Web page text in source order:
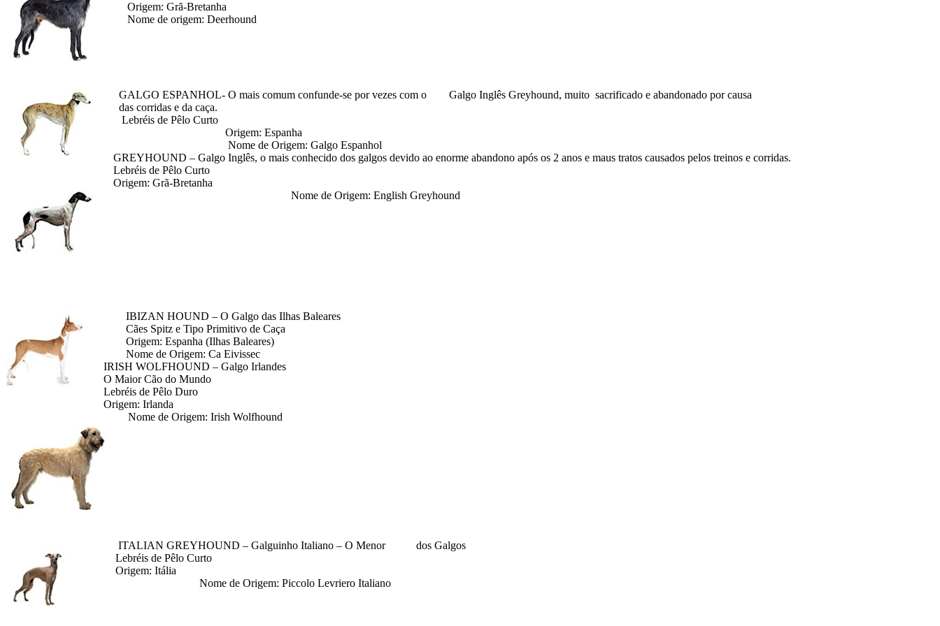
Origem: Grã-Bretanha
Nome de origem: Deerhound
GALGO ESPANHOL- O mais comum confunde-se por vezes com o Galgo Inglês Greyhound, muito sacrificado e abandonado por causa
das corridas e da caça.
Lebréis de Pêlo Curto
Origem: Espanha
Nome de Origem: Galgo Espanhol
GREYHOUND – Galgo Inglês, o mais conhecido dos galgos devido ao enorme abandono após os 2 anos e maus tratos causados pelos treinos e corridas.
Lebréis de Pêlo Curto
Origem: Grã-Bretanha
Nome de Origem: English Greyhound
IBIZAN HOUND – O Galgo das Ilhas Baleares
Cães Spitz e Tipo Primitivo de Caça
Origem: Espanha (Ilhas Baleares)
Nome de Origem: Ca Eivissec
IRISH WOLFHOUND – Galgo Irlandes
O Maior Cão do Mundo
Lebréis de Pêlo Duro
Origem: Irlanda
Nome de Origem: Irish Wolfhound
ITALIAN GREYHOUND – Galguinho Italiano – O Menor dos Galgos
Lebréis de Pêlo Curto
Origem: Itália
Nome de Origem: Piccolo Levriero Italiano